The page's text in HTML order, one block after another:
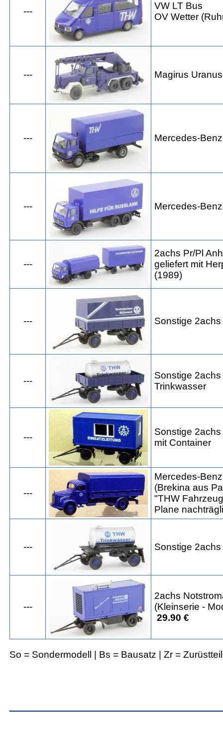
---
VW LT Bus
OV Wetter
--- Magirus
--- Mercedes-
--- Mercedes-
---
2achs Pr/Pl
geliefert mit
(1989)
--- Sonstige
---
Sonstige
Trinkwasser
---
Sonstige
mit Container
---
Mercedes-
(Brekina aus
"THW
Plane
--- Sonstige
---
2achs
(Kleinserie -
29.90 €
So = Sondermodell | Bs = Bausatz | Zr =